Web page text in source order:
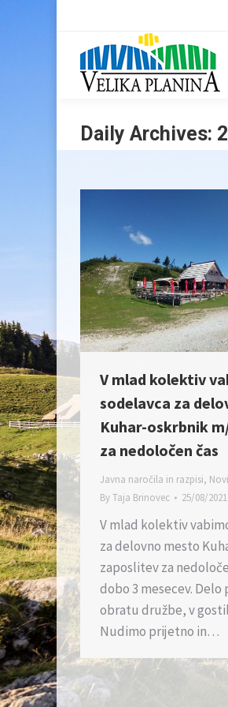
Daily Archives:
V mlad kolektiv
sodelavca za
Kuhar-oskrbnik
za nedoločen čas
Javna naročila in razpisi,
ByTaja Brinovec 25/08/2021
V mlad kolektiv
za delovno mesto
zaposlitev za
dobo 3 mesecev.
obratu družbe, v
Nudimo prijetno in…